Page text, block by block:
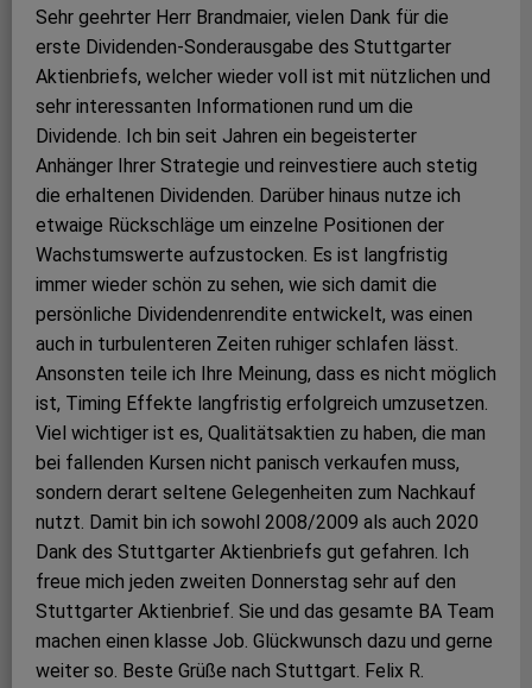
Sehr geehrter Herr Brandmaier, vielen Dank für die
erste Dividenden-Sonderausgabe des Stuttgarter
Aktienbriefs, welcher wieder voll ist mit nützlichen und
sehr interessanten Informationen rund um die
Dividende. Ich bin seit Jahren ein begeisterter
Anhänger Ihrer Strategie und reinvestiere auch stetig
die erhaltenen Dividenden. Darüber hinaus nutze ich
etwaige Rückschläge um einzelne Positionen der
Wachstumswerte aufzustocken. Es ist langfristig
immer wieder schön zu sehen, wie sich damit die
persönliche Dividendenrendite entwickelt, was einen
auch in turbulenteren Zeiten ruhiger schlafen lässt.
Ansonsten teile ich Ihre Meinung, dass es nicht möglich
ist, Timing Effekte langfristig erfolgreich umzusetzen.
Viel wichtiger ist es, Qualitätsaktien zu haben, die man
bei fallenden Kursen nicht panisch verkaufen muss,
sondern derart seltene Gelegenheiten zum Nachkauf
nutzt. Damit bin ich sowohl 2008/2009 als auch 2020
Dank des Stuttgarter Aktienbriefs gut gefahren. Ich
freue mich jeden zweiten Donnerstag sehr auf den
Stuttgarter Aktienbrief. Sie und das gesamte BA Team
machen einen klasse Job. Glückwunsch dazu und gerne
weiter so. Beste Grüße nach Stuttgart. Felix R.